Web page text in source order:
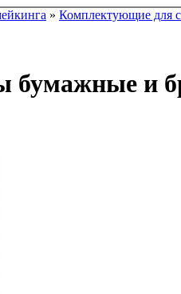
» Комплектующие для
бумажные и